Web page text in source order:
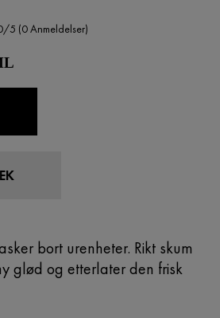
5 (0 Anmeldelser)
bort urenheter. Rikt skum
glød og etterlater den frisk